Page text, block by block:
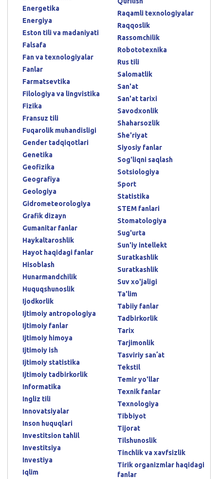
Energetika
Energiya
Eston tili va madaniyati
Falsafa
Fan va texnologiyalar
Fanlar
Farmatsevtika
Filologiya va lingvistika
Fizika
Fransuz tili
Fuqarolik muhandisligi
Gender tadqiqotlari
Genetika
Geofizika
Geografiya
Geologiya
Gidrometeorologiya
Grafik dizayn
Gumanitar fanlar
Haykaltaroshlik
Hayot haqidagi fanlar
Hisoblash
Hunarmandchilik
Huquqshunoslik
Ijodkorlik
Ijtimoiy antropologiya
Ijtimoiy fanlar
Ijtimoiy himoya
Ijtimoiy ish
Ijtimoiy statistika
Ijtimoiy tadbirkorlik
Informatika
Ingliz tili
Innovatsiyalar
Inson huquqlari
Investitsion tahlil
Investitsiya
Investiya
Iqlim
Raqamli texnologiyalar
Raqqoslik
Rassomchilik
Robototexnika
Rus tili
Salomatlik
San'at
San'at tarixi
Savodxonlik
Shaharsozlik
She'riyat
Siyosiy fanlar
Sog'liqni saqlash
Sotsiologiya
Sport
Statistika
STEM fanlari
Stomatologiya
Sug'urta
Sun'iy intellekt
Suratkashlik
Suratkashlik
Suv xo'jaligi
Ta'lim
Tabiiy fanlar
Tadbirkorlik
Tarix
Tarjimonlik
Tasviriy sanʼat
Tekstil
Temir yo'llar
Texnik fanlar
Texnologiya
Tibbiyot
Tijorat
Tilshunoslik
Tinchlik va xavfsizlik
Tirik organizmlar haqidagi
fanlar